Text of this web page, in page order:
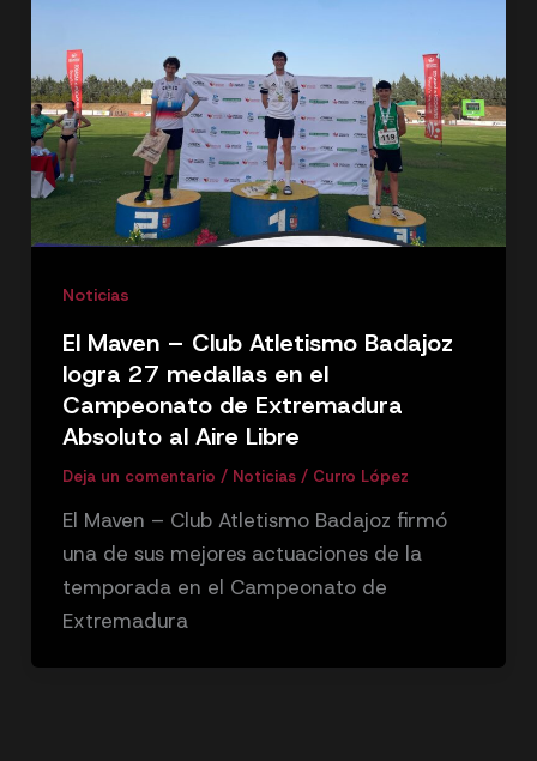
Noticias
El Maven – Club Atletismo Badajoz
logra 27 medallas en el
Campeonato de Extremadura
Absoluto al Aire Libre
Deja un comentario / Noticias/ Curro López
El Maven – Club Atletismo Badajoz firmó
una de sus mejores actuaciones de la
temporada en el Campeonato de
Extremadura